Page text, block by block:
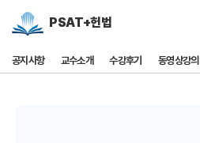
PSAT+헌법
공지사항 교수소개 수강후기 동영상강의